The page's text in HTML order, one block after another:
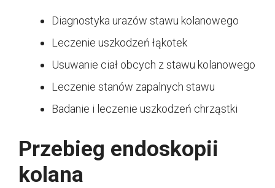
Diagnostyka urazów stawu kolanowego
Leczenie uszkodzeń łąkotek
Usuwanie ciał obcych z stawu kolanowego
Leczenie stanów zapalnych stawu
Badanie i leczenie uszkodzeń chrząstki
Przebieg endoskopii
kolana